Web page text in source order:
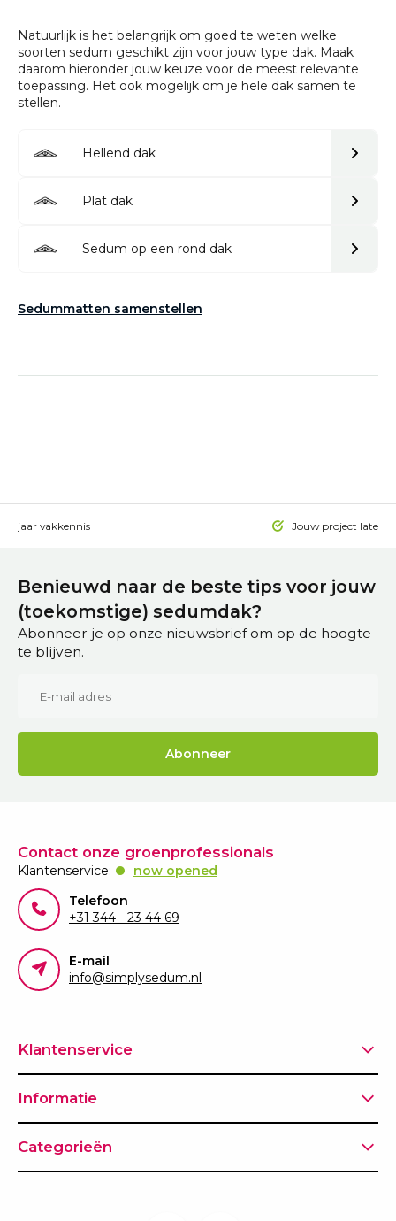
Natuurlijk is het belangrijk om goed te weten welke
soorten sedum geschikt zijn voor jouw type dak. Maak
daarom hieronder jouw keuze voor de meest relevante
toepassing. Het ook mogelijk om je hele dak samen te
stellen.
Hellend dak
Plat dak
Sedum op een rond dak
Sedummatten samenstellen
15 jaar vakkennis Jouw project laten
Benieuwd naar de beste tips voor jouw
(toekomstige) sedumdak?
Abonneer je op onze nieuwsbrief om op de hoogte
te blijven.
Abonneer
Contact onze groenprofessionals
Klantenservice:
now opened
Telefoon
+31 344 - 23 44 69
E-mail
info@simplysedum.nl
Klantenservice
Informatie
Categorieën